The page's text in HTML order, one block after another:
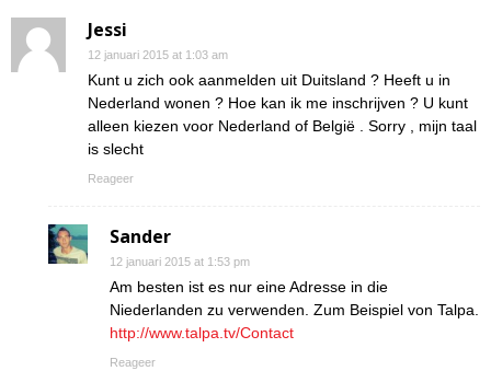
Jessi
12 januari 2015 at 1:03 am
Kunt u zich ook aanmelden uit Duitsland ? Heeft u in
Nederland wonen ? Hoe kan ik me inschrijven ? U kunt
alleen kiezen voor Nederland of België . Sorry , mijn taal
is slecht
Reageer
Sander
12 januari 2015 at 1:53 pm
Am besten ist es nur eine Adresse in die
Niederlanden zu verwenden. Zum Beispiel von Talpa.
http://www.talpa.tv/Contact
Reageer